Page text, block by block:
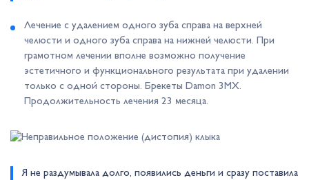
Лечение с удалением одного зуба справа на верхней
челюсти и одного зуба справа на нижней челюсти. При
грамотном лечении вполне возможно получение
эстетичного и функционального результата при удалении
только с одной стороны. Брекеты Damon 3MX.
Продолжительность лечения 23 месяца.
Я не раздумывала долго, появились деньги и сразу поставила